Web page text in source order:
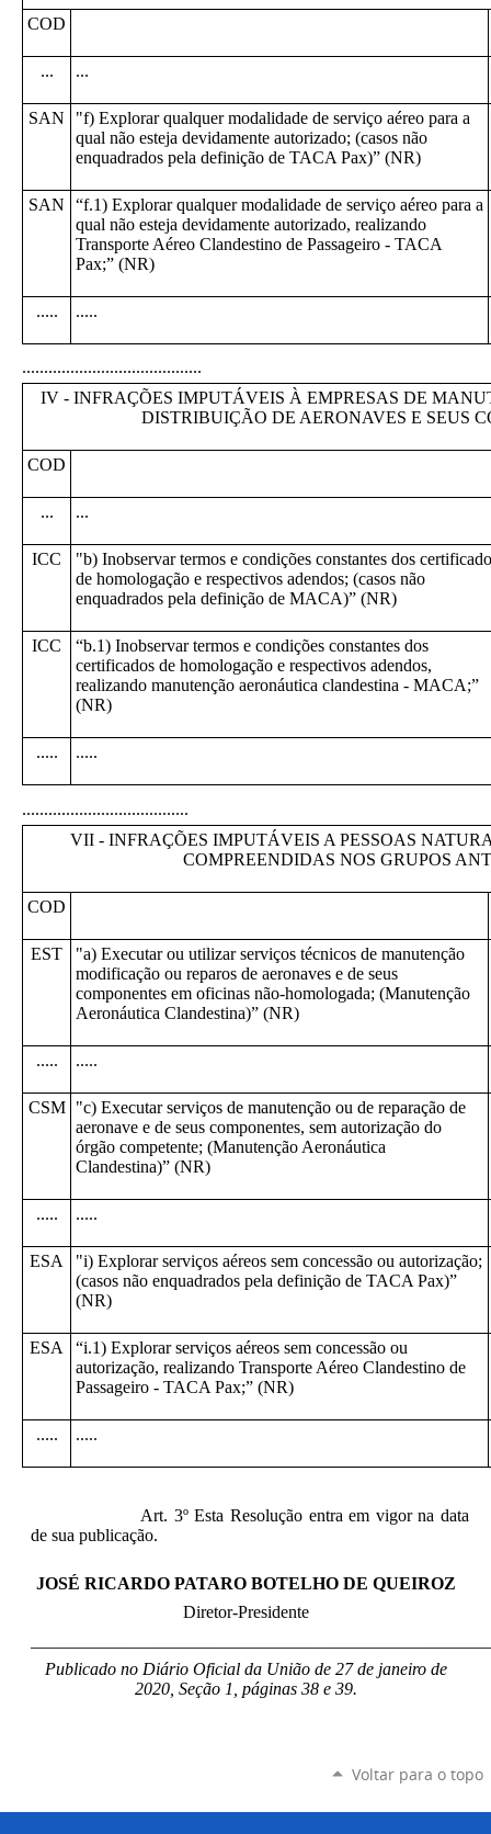
COD
... ...
SAN
"f) Explorar qualquer modalidade de serviço aéreo para a
qual não esteja devidamente autorizado; (casos não
enquadrados pela definição de TACA Pax)” (NR)
SAN
“f.1) Explorar qualquer modalidade de serviço aéreo para a
qual não esteja devidamente autorizado, realizando
Transporte Aéreo Clandestino de Passageiro - TACA
Pax;” (NR)
..... .....
.........................................
IV - INFRAÇÕES IMPUTÁVEIS À EMPRESAS DE
DISTRIBUIÇÃO DE AERONAVES E SEUS
COD
... ...
ICC
"b) Inobservar termos e condições constantes dos
de homologação e respectivos adendos; (casos não
enquadrados pela definição de MACA)” (NR)
ICC
“b.1) Inobservar termos e condições constantes dos
certificados de homologação e respectivos adendos,
realizando manutenção aeronáutica clandestina - MACA;”
(NR)
..... .....
......................................
VII - INFRAÇÕES IMPUTÁVEIS A PESSOAS
COMPREENDIDAS NOS GRUPOS
COD
EST
"a) Executar ou utilizar serviços técnicos de manutenção
modificação ou reparos de aeronaves e de seus
componentes em oficinas não-homologada; (Manutenção
Aeronáutica Clandestina)” (NR)
..... .....
CSM
"c) Executar serviços de manutenção ou de reparação de
aeronave e de seus componentes, sem autorização do
órgão competente; (Manutenção Aeronáutica
Clandestina)” (NR)
..... .....
ESA
"i) Explorar serviços aéreos sem concessão ou autorização;
(casos não enquadrados pela definição de TACA Pax)”
(NR)
ESA
“i.1) Explorar serviços aéreos sem concessão ou
autorização, realizando Transporte Aéreo Clandestino de
Passageiro - TACA Pax;” (NR)
..... .....
Art. 3º Esta Resolução entra em vigor na data
de sua publicação.
JOSÉ RICARDO PATARO BOTELHO DE QUEIROZ
Diretor-Presidente
Publicado no Diário Oficial da União de 27 de janeiro de
2020, Seção 1, páginas 38 e 39.
Voltar para o topo